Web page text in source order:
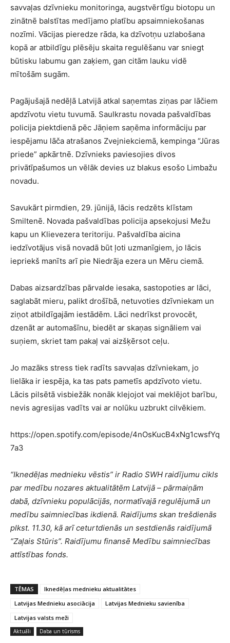
savvaļas dzīvnieku monitoringa, augstvērtīgu biotopu un
zinātnē balstītas medījamo platību apsaimniekošanas
nozīmi. Vācijas pieredze rāda, ka dzīvotņu uzlabošana
kopā ar atbildīgu plēsēju skaita regulēšanu var sniegt
būtisku labumu gan zaķiem, gan citām lauku vidē
mītošām sugām.
Pagājušajā nedēļā Latvijā atkal saņemtas ziņas par lāčiem
apdzīvotu vietu tuvumā. Saulkrastu novada pašvaldības
policija piektdienā pēc Jāņiem saņēma informāciju par
iespējamu lāča atrašanos Zvejniekciemā, kempinga “Jūras
priede” apkārtnē. Dzīvnieks paviesojies divos
privātīpašumos un vēlāk devies uz blakus esošo Limbažu
novadu.
Savukārt pirmdien, 29. jūnijā, lācis redzēts klīstam
Smiltenē. Novada pašvaldības policija apsekojusi Mežu
kapu un Klievezera teritoriju. Pašvaldība aicina
iedzīvotājus visā novadā būt ļoti uzmanīgiem, jo lācis
iepriekš manīts arī pie Niedrāja ezera un Mēru ciemā.
Dabas aizsardzības pārvalde iesaka, sastopoties ar lāci,
saglabāt mieru, palikt drošībā, netuvoties dzīvniekam un
ziņot atbildīgajām iestādēm. Lāci nedrīkst provocēt,
dzenāt ar automašīnu, biedēt ar skaņas signāliem vai
suņiem, skriet tam pakaļ vai aizšķērsot ceļu.
Jo mazāks stress tiek radīts savvaļas dzīvniekam, jo
lielāka ir iespēja, ka tas pats pametīs apdzīvoto vietu.
Lācis pilsētā visbiežāk nonāk klejojot vai meklējot barību,
nevis agresijas vadīts vai ar nolūku uzbrukt cilvēkiem.
https://open.spotify.com/episode/4nOsKucB4xNg1cwsfYq
7a3
“Iknedēļas mednieku vēstis” ir Radio SWH raidījumu cikls
par medību nozares aktualitātēm Latvijā – pārmaiņām
dabā, dzīvnieku populācijās, normatīvajā regulējumā un
medību saimniecības ikdienā. Raidījums skan trešdienās
plkst. 11.30, kā arī ceturtdienās un sestdienās raidījumā
“Zaļais Stūris”. Raidījumu finansē Medību saimniecības
attīstības fonds.
TĒMAS
Iknedēļas mednieku aktualitātes
Latvijas Mednieku asociācija
Latvijas Mednieku savienība
Latvijas valsts meži
Aktuāli Daba un tūrisms